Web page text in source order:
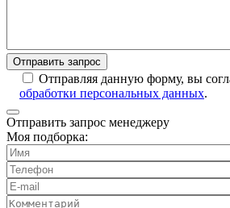
Отправляя данную форму, вы
обработки персональных данных.
Отправить запрос менеджеру
Моя подборка: